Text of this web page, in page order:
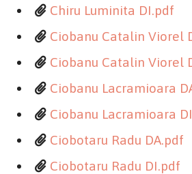
Chiru Luminita DI.pdf
Ciobanu Catalin Viorel
Ciobanu Catalin Viorel
Ciobanu Lacramioara
Ciobanu Lacramioara
Ciobotaru Radu DA.pdf
Ciobotaru Radu DI.pdf